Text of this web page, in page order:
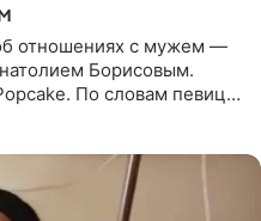
отношениях с мужем —
Борисовым.
По словам певицы,